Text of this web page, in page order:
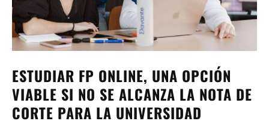
ESTUDIAR FP ONLINE, UNA OPCIÓN
VIABLE SI NO SE ALCANZA LA NOTA DE
CORTE PARA LA UNIVERSIDAD